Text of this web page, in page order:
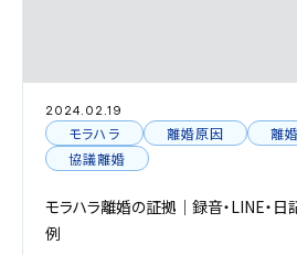
2024.02.19
モラハラ
離婚原因
離
協議離婚
モラハラ離婚の証拠｜録音・LINE・
例